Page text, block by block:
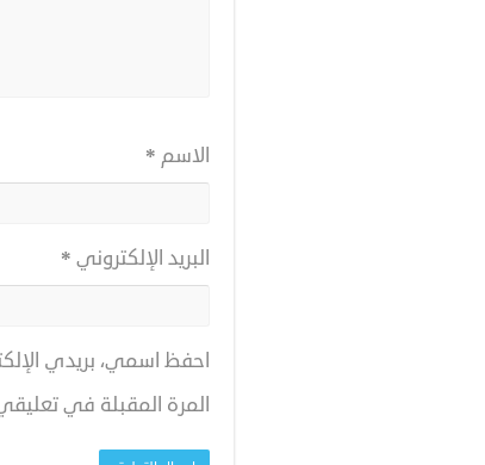
الاسم *
البريد الإلكتروني *
احفظ اسمي، بريدي
المرة المقبلة في